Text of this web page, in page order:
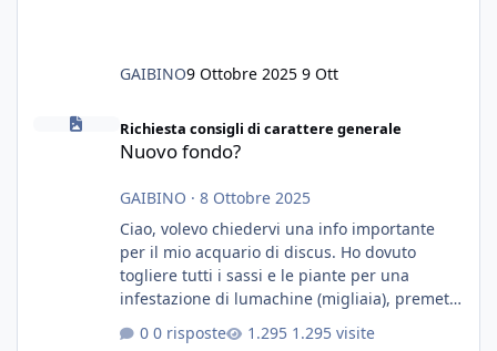
GAIBINO9 Ottobre 2025 9 Ott
Richiesta consigli di carattere generale
Nuovo fondo?
GAIBINO · 8 Ottobre 2025
Ciao, volevo chiedervi una info importante
per il mio acquario di discus. Ho dovuto
togliere tutti i sassi e le piante per una
infestazione di lumachine (migliaia), premetto
cardinali, e tre pulitori in una vasca con 200
0 risposte 1.295 visite